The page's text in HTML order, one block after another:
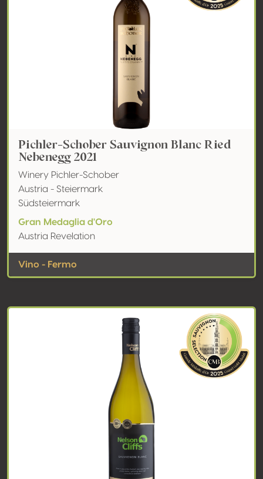
Pichler-Schober Sauvignon Blanc Ried
Nebenegg 2021
Winery Pichler-Schober
Austria - Steiermark
Südsteiermark
Gran Medaglia d'Oro
Austria Revelation
Vino - Fermo